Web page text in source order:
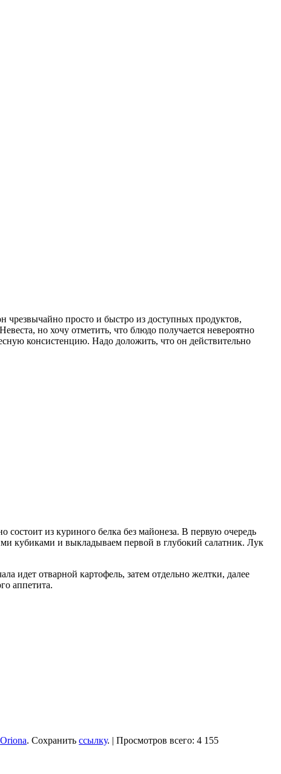
чрезвычайно просто и быстро из доступных продуктов,
но хочу отметить, что блюдо получается невероятно
консистенцию. Надо доложить, что он действительно
из куриного белка без майонеза. В первую очередь
кубиками и выкладываем первой в глубокий салатник. Лук
идет отварной картофель, затем отдельно желтки, далее
аппетита.
Oriona. Сохранить ссылку. | Просмотров всего: 4 155